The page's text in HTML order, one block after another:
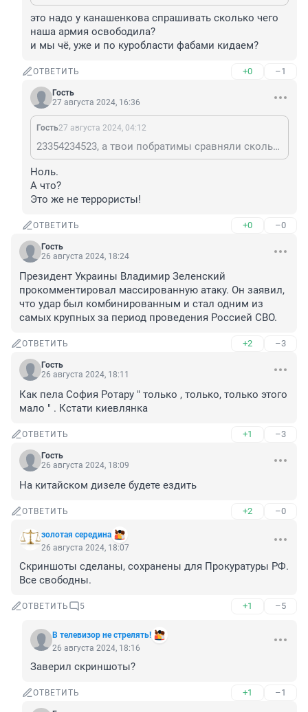
это надо у канашенкова спрашивать сколько чего
наша армия освободила?
и мы чё, уже и по куробласти фабами кидаем?
ОТВЕТИТЬ +0 –1
Гость
27 августа 2024, 16:36
Гость27 августа 2024, 04:12
23354234523, а твои побратимы сравняли сколько деревень в Курской области?
Ноль.
А что?
Это же не террористы!
ОТВЕТИТЬ +0 –0
Гость
26 августа 2024, 18:24
Президент Украины Владимир Зеленский
прокомментировал массированную атаку. Он заявил,
что удар был комбинированным и стал одним из
самых крупных за период проведения Россией СВО.
ОТВЕТИТЬ +2 –3
Гость
26 августа 2024, 18:11
Как пела София Ротару " только , только, только этого
мало " . Кстати киевлянка
ОТВЕТИТЬ +1 –3
Гость
26 августа 2024, 18:09
На китайском дизеле будете ездить
ОТВЕТИТЬ +2 –0
золотая середина
26 августа 2024, 18:07
Скриншоты сделаны, сохранены для Прокуратуры РФ.
Все свободны.
ОТВЕТИТЬ 5 +1 –5
В телевизор не стрелять!
26 августа 2024, 18:16
Заверил скриншоты?
ОТВЕТИТЬ +1 –1